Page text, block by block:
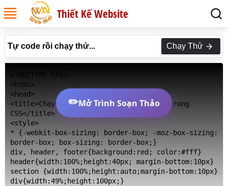
Thiết Kế Website
Tự code rồi chạy thử... Chạy Thử
<html>
<head>
<title>Chạy thử Ví dụ Thuộc tính float trong
CSS</title>
<style>
* {-webkit-box-sizing: border-box; -moz-box-sizing:
border-box; box-sizing: border-box;}
div, header, footer{background:red; color:#fff}
header{width:100%;height:40px; margin-bottom:10px}
section {width:100%;height:auto;margin-bottom:10px}
div{width:49%;height:100px;}
✏️Mở Trình Soạn Thảo